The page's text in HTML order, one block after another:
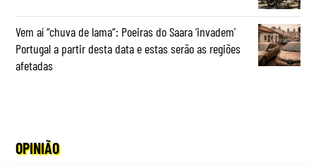
Vem aí “chuva de lama”: Poeiras do Saara ‘invadem’
Portugal a partir desta data e estas serão as regiões
afetadas
OPINIÃO